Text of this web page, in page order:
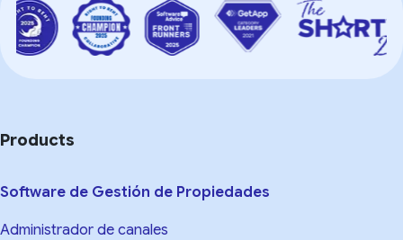
Products
Software de Gestión de Propiedades
Administrador de canales